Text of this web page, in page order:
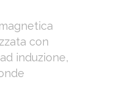
con
induzione,